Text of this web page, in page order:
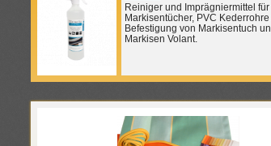
Reiniger und Imprägniermittel für
Markisentücher, PVC
Befestigung von Markisentuch
Markisen Volant.